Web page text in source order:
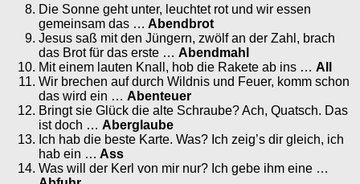
Die Sonne geht unter, leuchtet rot und wir essen
gemeinsam das … Abendbrot
Jesus saß mit den Jüngern, zwölf an der Zahl, brach
das Brot für das erste … Abendmahl
Mit einem lauten Knall, hob die Rakete ab ins … All
Wir brechen auf durch Wildnis und Feuer, komm schon
das wird ein … Abenteuer
Bringt sie Glück die alte Schraube? Ach, Quatsch. Das
ist doch … Aberglaube
Ich hab die beste Karte. Was? Ich zeig’s dir gleich, ich
hab ein … Ass
Was will der Kerl von mir nur? Ich gebe ihm eine …